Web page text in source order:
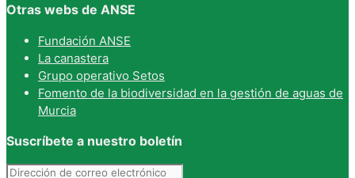
Otras webs de ANSE
Fundación ANSE
La canastera
Grupo operativo Setos
Fomento de la biodiversidad en la gestión de aguas de
Murcia
Suscríbete a nuestro boletín